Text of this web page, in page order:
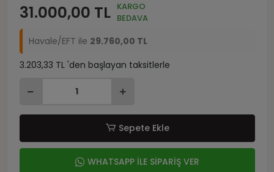
31.000,00 TL KARGO
BEDAVA
Havale/EFT ile 29.760,00 TL
3.203,33 TL 'den başlayan taksitlerle
Sepete Ekle
WHATSAPP İLE SİPARİŞ VER